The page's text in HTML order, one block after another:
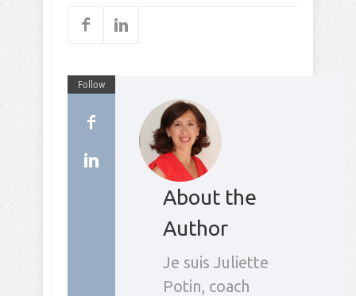
Follow
About the
Author
Je suis Juliette
Potin, coach